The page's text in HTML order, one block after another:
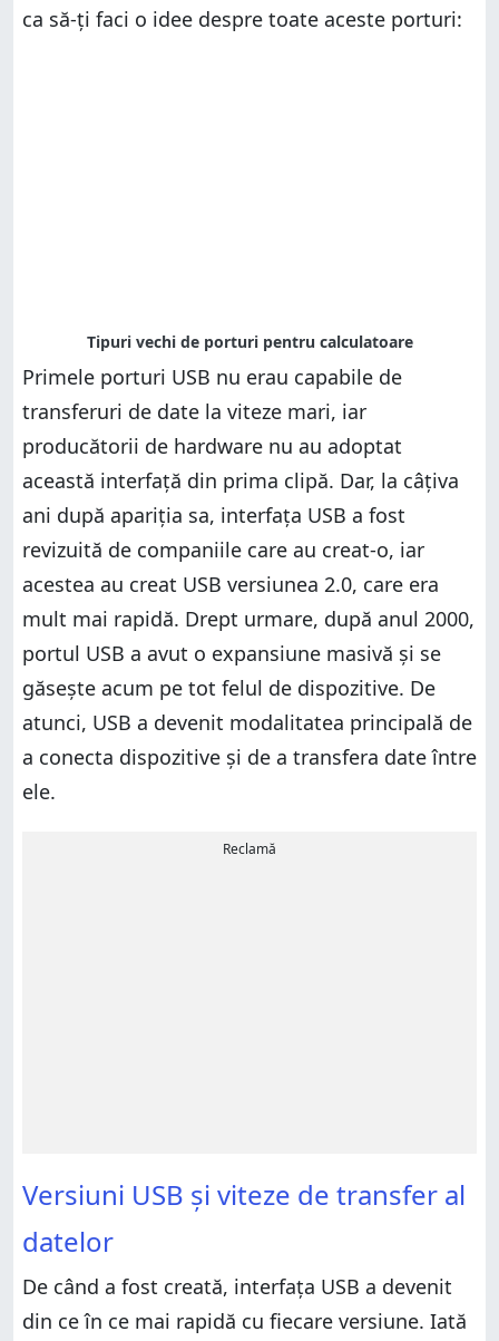
ca să-ți faci o idee despre toate aceste porturi:
Primele porturi USB nu erau capabile de
transferuri de date la viteze mari, iar
producătorii de hardware nu au adoptat
această interfață din prima clipă. Dar, la câțiva
ani după apariția sa, interfața USB a fost
revizuită de companiile care au creat-o, iar
acestea au creat USB versiunea 2.0, care era
mult mai rapidă. Drept urmare, după anul 2000,
portul USB a avut o expansiune masivă și se
găsește acum pe tot felul de dispozitive. De
atunci, USB a devenit modalitatea principală de
a conecta dispozitive și de a transfera date între
ele.
Reclamă
Versiuni USB și viteze de transfer al
datelor
De când a fost creată, interfața USB a devenit
din ce în ce mai rapidă cu fiecare versiune. Iată